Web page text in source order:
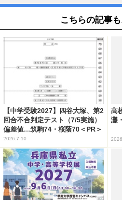
こちらの記事
【中学受験2027】四谷大塚、第2
回合不合判定テスト（7/5実施）
偏差値…筑駒74・桜蔭70＜PR＞
2026.7.10
高
灘